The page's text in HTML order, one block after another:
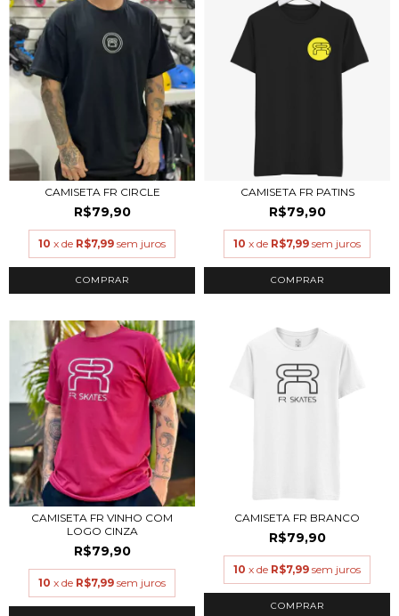
CAMISETA FR CIRCLE
R$79,90
10 x de R$7,99 sem juros
COMPRAR
CAMISETA FR PATINS
R$79,90
10 x de R$7,99 sem juros
COMPRAR
CAMISETA FR VINHO COM
LOGO CINZA
R$79,90
10 x de R$7,99 sem juros
CAMISETA FR BRANCO
R$79,90
10 x de R$7,99 sem juros
COMPRAR